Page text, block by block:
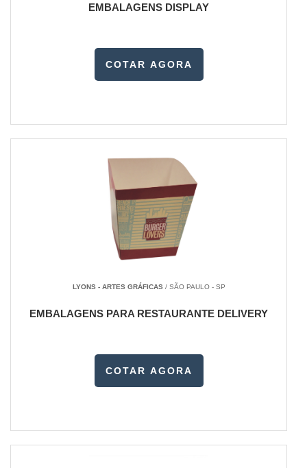
EMBALAGENS DISPLAY
COTAR AGORA
LYONS - ARTES GRÁFICAS/ SÃO PAULO - SP
EMBALAGENS PARA RESTAURANTE DELIVERY
COTAR AGORA